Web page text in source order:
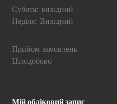
Субота: вихідний
Неділя: Вихідний
Прийом замовлень
Цілодобово
Мій обліковий запис